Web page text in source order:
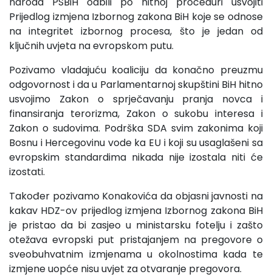
Prijedlog izmjena Izbornog zakona BiH koje se odnose
na integritet izbornog procesa, što je jedan od
ključnih uvjeta na evropskom putu.
Pozivamo vladajuću koaliciju da konačno preuzmu
odgovornost i da u Parlamentarnoj skupštini BiH hitno
usvojimo Zakon o sprječavanju pranja novca i
finansiranja terorizma, Zakon o sukobu interesa i
Zakon o sudovima. Podrška SDA svim zakonima koji
Bosnu i Hercegovinu vode ka EU i koji su usaglašeni sa
evropskim standardima nikada nije izostala niti će
izostati.
Također pozivamo Konakovića da objasni javnosti na
kakav HDZ-ov prijedlog izmjena Izbornog zakona BiH
je pristao da bi zasjeo u ministarsku fotelju i zašto
otežava evropski put pristajanjem na pregovore o
sveobuhvatnim izmjenama u okolnostima kada te
izmjene uopće nisu uvjet za otvaranje pregovora.